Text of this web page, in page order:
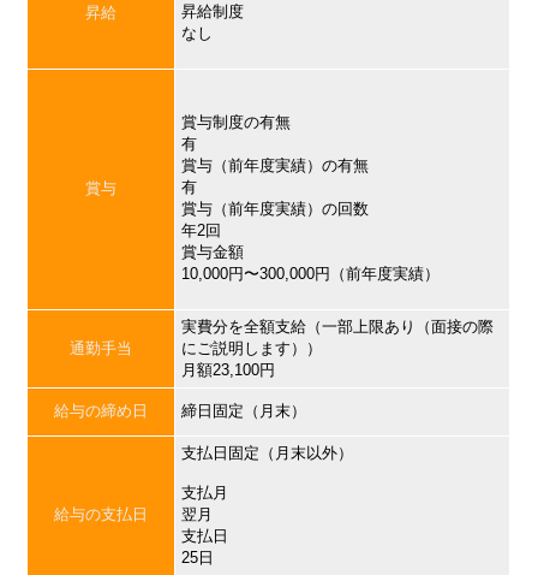
昇給
昇給制度
なし
賞与
賞与制度の有無
有
賞与（前年度実績）の有無
有
賞与（前年度実績）の回数
年2回
賞与金額
10,000円〜300,000円（前年度実績）
通勤手当
実費分を全額支給（一部上限あり（面接の際
にご説明します））
月額23,100円
給与の締め日 締日固定（月末）
給与の支払日
支払日固定（月末以外）
支払月
翌月
支払日
25日